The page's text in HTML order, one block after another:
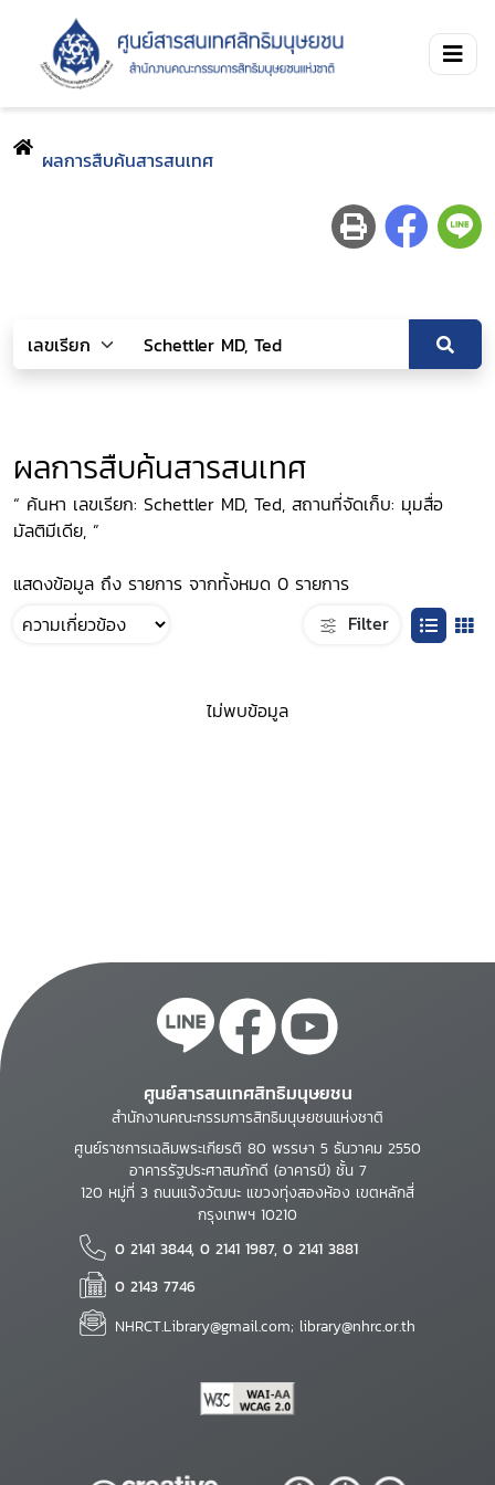
ผลการสืบค้นสารสนเทศ
ผลการสืบค้นสารสนเทศ
“ ค้นหา เลขเรียก: Schettler MD, Ted, สถานที่จัดเก็บ: มุมสื่อ
มัลติมีเดีย, ”
แสดงข้อมูล ถึง รายการ จากทั้งหมด 0 รายการ
Filter
ไม่พบข้อมูล
ศูนย์สารสนเทศสิทธิมนุษยชน
สำนักงานคณะกรรมการสิทธิมนุษยชนแห่งชาติ
ศูนย์ราชการเฉลิมพระเกียรติ 80 พรรษา 5 ธันวาคม 2550
อาคารรัฐประศาสนภักดี (อาคารบี) ชั้น 7
120 หมู่ที่ 3 ถนนแจ้งวัฒนะ แขวงทุ่งสองห้อง เขตหลักสี่
กรุงเทพฯ 10210
0 2141 3844, 0 2141 1987, 0 2141 3881
0 2143 7746
NHRCT.Library@gmail.com; library@nhrc.or.th